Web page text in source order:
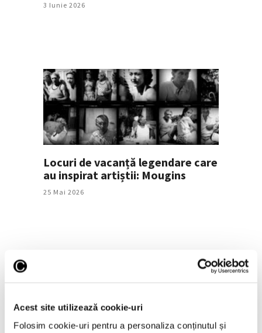
Acest site utilizează cookie-uri
Folosim cookie-uri pentru a personaliza conținutul și
3 Iunie 2026
Locuri de vacanță legendare care
au inspirat artiștii: Mougins
25 Mai 2026
completă în America de
Nord a operei